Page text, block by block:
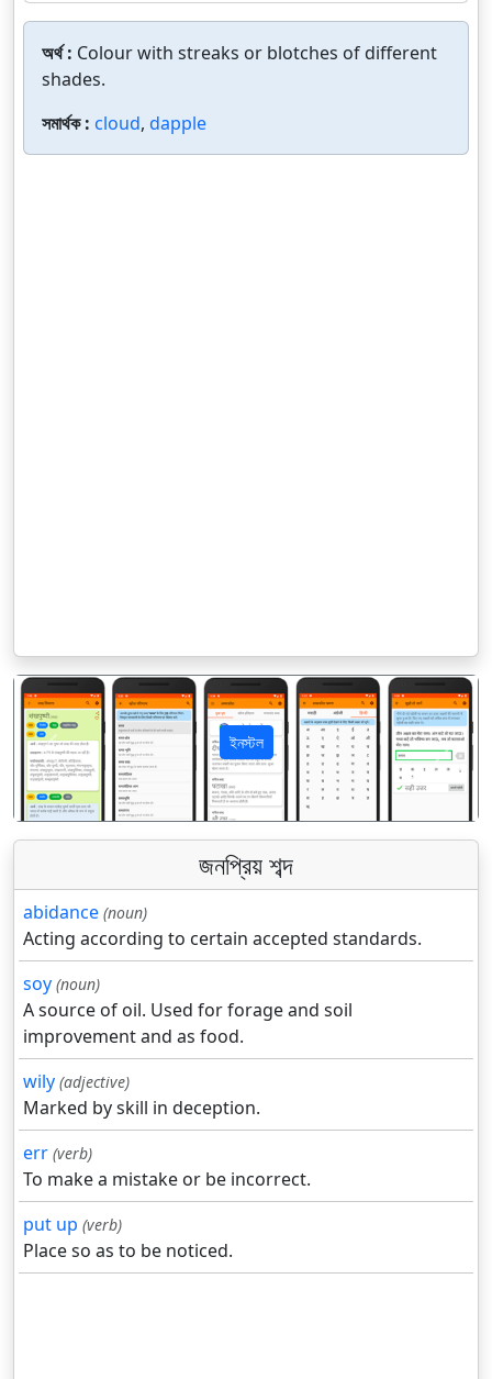
অর্থ : Colour with streaks or blotches of different
shades.
সমার্থক : cloud, dapple
ইনস্টল
पिछला अगला
জনপ্রিয় শব্দ
abidance (noun)
Acting according to certain accepted standards.
soy (noun)
A source of oil. Used for forage and soil
improvement and as food.
wily (adjective)
Marked by skill in deception.
err (verb)
To make a mistake or be incorrect.
put up (verb)
Place so as to be noticed.